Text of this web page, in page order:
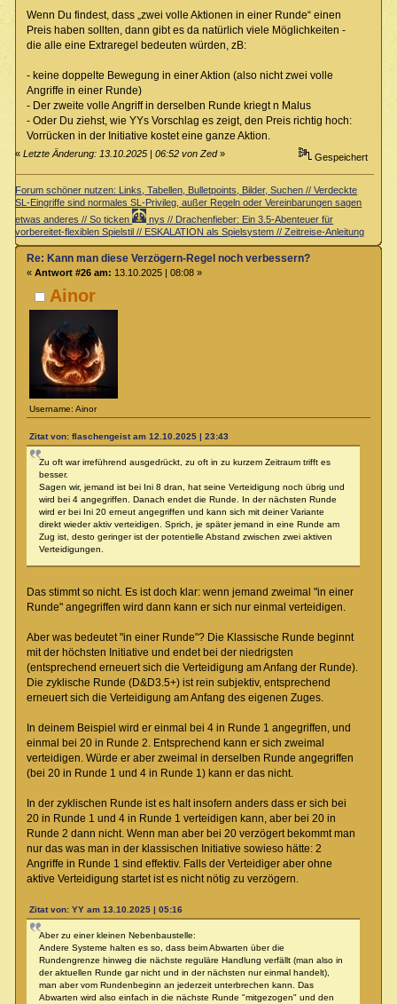
Wenn Du findest, dass „zwei volle Aktionen in einer Runde“ einen
Preis haben sollten, dann gibt es da natürlich viele Möglichkeiten -
die alle eine Extraregel bedeuten würden, zB:
- keine doppelte Bewegung in einer Aktion (also nicht zwei volle
Angriffe in einer Runde)
- Der zweite volle Angriff in derselben Runde kriegt n Malus
- Oder Du ziehst, wie YYs Vorschlag es zeigt, den Preis richtig hoch:
Vorrücken in der Initiative kostet eine ganze Aktion.
«Letzte Änderung: 13.10.2025 | 06:52 von Zed» Gespeichert
Forum schöner nutzen: Links, Tabellen, Bulletpoints, Bilder, Suchen // Verdeckte
SL-Eingriffe sind normales SL-Privileg, außer Regeln oder Vereinbarungen sagen
etwas anderes // So ticken
nys // Drachenfieber: Ein 3.5-Abenteuer für
vorbereitet-flexiblen Spielstil // ESKALATION als Spielsystem // Zeitreise-Anleitung
Ainor
Username: Ainor
Re: Kann man diese Verzögern-Regel noch verbessern?
« Antwort #26 am: 13.10.2025 | 08:08 »
Zitat von: flaschengeist am 12.10.2025 | 23:43
Zu oft war irreführend ausgedrückt, zu oft in zu kurzem Zeitraum trifft es
besser.
Sagen wir, jemand ist bei Ini 8 dran, hat seine Verteidigung noch übrig und
wird bei 4 angegriffen. Danach endet die Runde. In der nächsten Runde
wird er bei Ini 20 erneut angegriffen und kann sich mit deiner Variante
direkt wieder aktiv verteidigen. Sprich, je später jemand in eine Runde am
Zug ist, desto geringer ist der potentielle Abstand zwischen zwei aktiven
Verteidigungen.
Das stimmt so nicht. Es ist doch klar: wenn jemand zweimal "in einer
Runde" angegriffen wird dann kann er sich nur einmal verteidigen.
Aber was bedeutet "in einer Runde"? Die Klassische Runde beginnt
mit der höchsten Initiative und endet bei der niedrigsten
(entsprechend erneuert sich die Verteidigung am Anfang der Runde).
Die zyklische Runde (D&D3.5+) ist rein subjektiv, entsprechend
erneuert sich die Verteidigung am Anfang des eigenen Zuges.
In deinem Beispiel wird er einmal bei 4 in Runde 1 angegriffen, und
einmal bei 20 in Runde 2. Entsprechend kann er sich zweimal
verteidigen. Würde er aber zweimal in derselben Runde angegriffen
(bei 20 in Runde 1 und 4 in Runde 1) kann er das nicht.
In der zyklischen Runde ist es halt insofern anders dass er sich bei
20 in Runde 1 und 4 in Runde 1 verteidigen kann, aber bei 20 in
Runde 2 dann nicht. Wenn man aber bei 20 verzögert bekommt man
nur das was man in der klassischen Initiative sowieso hätte: 2
Angriffe in Runde 1 sind effektiv. Falls der Verteidiger aber ohne
aktive Verteidigung startet ist es nicht nötig zu verzögern.
Zitat von: YY am 13.10.2025 | 05:16
Aber zu einer kleinen Nebenbaustelle:
Andere Systeme halten es so, dass beim Abwarten über die
Rundengrenze hinweg die nächste reguläre Handlung verfällt (man also in
der aktuellen Runde gar nicht und in der nächsten nur einmal handelt),
man aber vom Rundenbeginn an jederzeit unterbrechen kann. Das
Abwarten wird also einfach in die nächste Runde "mitgezogen" und den